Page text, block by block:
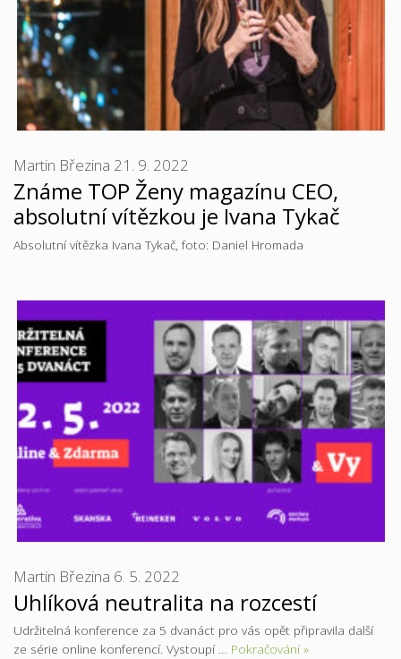
Známe TOP Ženy magazínu CEO,
absolutní vítězkou je Ivana Tykač
Martin Březina 21. 9. 2022
Absolutní vítězka Ivana Tykač, foto: Daniel Hromada
Uhlíková neutralita na rozcestí
Martin Březina 6. 5. 2022
Udržitelná konference za 5 dvanáct pro vás opět připravila další
ze série online konferencí. Vystoupí … Pokračování »